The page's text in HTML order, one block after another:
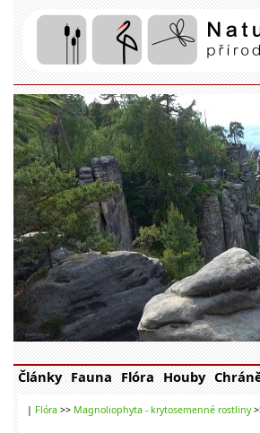
Články Fauna Flóra Houby
| Flóra >> Magnoliophyta - krytosemenné rostliny